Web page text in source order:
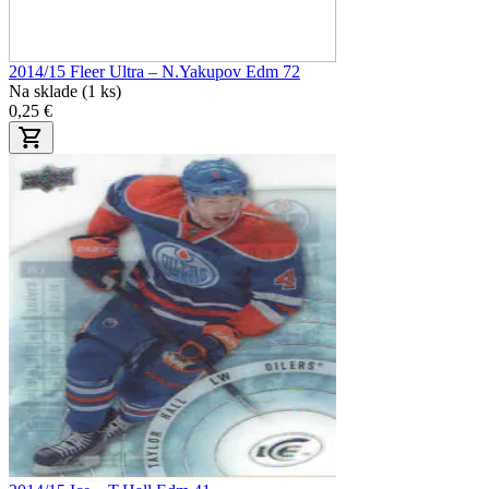
2014/15 Fleer Ultra – N.Yakupov Edm 72
Na sklade (1 ks)
0,25 €